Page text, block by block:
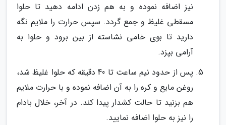
نیز اضافه نموده و به هم زدن ادامه دهید تا حلوا
مسقطی غلیظ و جمع گردد. سپس حرارت را ملایم نگه
دارید تا بوی خامی نشاسته از بین برود و حلوا به
آرامی بپزد.
پس از حدود نیم ساعت تا 40 دقیقه که حلوا غلیظ شد،
روغن مایع و کره را به آن اضافه نموده و با حرارت ملایم
هم بزنید تا حالت کشدار پیدا کند. در آخر، خلال بادام
را نیز به حلوا اضافه نمایید.